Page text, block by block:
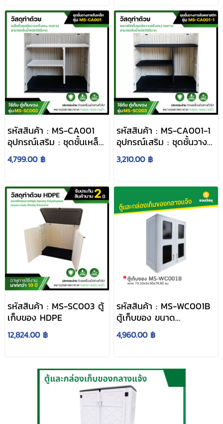
รหัสสินค้า : MS-CA001
อุปกรณ์เสริม : ชุดชั้นเหล็ก
สำหรับตู้เก็บของ MS-
SC003
4,799.00 ฿
รหัสสินค้า : MS-CA001-1
อุปกรณ์เสริม : ชุดชั้นวาง
พลาสติก
3,210.00 ฿
รหัสสินค้า : MS-SC003 ตู้
เก็บของ HDPE
12,824.00 ฿
รหัสสินค้า : MS-WC001B
ตู้เก็บของ ขนาด
73.10x34.00x76.80 ซม.
4,960.00 ฿